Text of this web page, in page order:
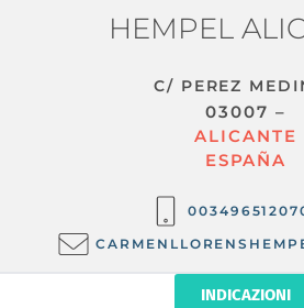
HEMPEL
C/ PEREZ
03007 –
ALICANTE
ESPAÑA
INDICAZIONI